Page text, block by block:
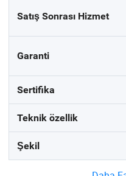
Satış Sonrası Hizmet
Garanti
Sertifika
Teknik özellik
Şekil